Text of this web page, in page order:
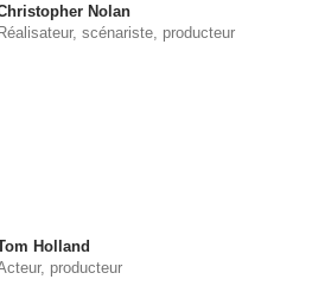
Nolan
Réalisateur, scénariste, producteur
Holland
producteur